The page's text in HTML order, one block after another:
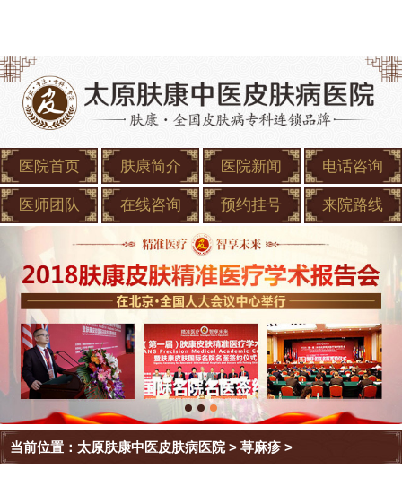
医院首页 肤康简介 医院新闻 电话咨询
医师团队 在线咨询 预约挂号 来院路线
当前位置： 太原肤康中医皮肤病医院>荨麻疹 >